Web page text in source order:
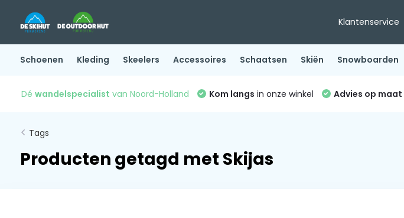
Klantenservice
Schoenen Kleding Skeelers Accessoires Schaatsen Skiën Snowboarden
Dé wandelspecialist van Noord-Holland Kom langs in onze winkel Advies op maat
Tags
Producten getagd met Skijas